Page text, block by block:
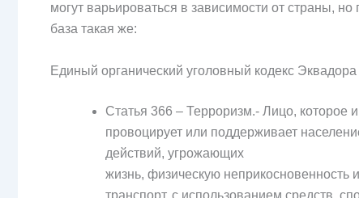
могут варьироваться в зависимости от страны,
база такая же:
Единый органический уголовный кодекс Эквадора
Статья 366 – Терроризм.- Лицо, которое
провоцирует или поддерживает
действий, угрожающих
жизнь, физическую
транспорт, с использованием средств,